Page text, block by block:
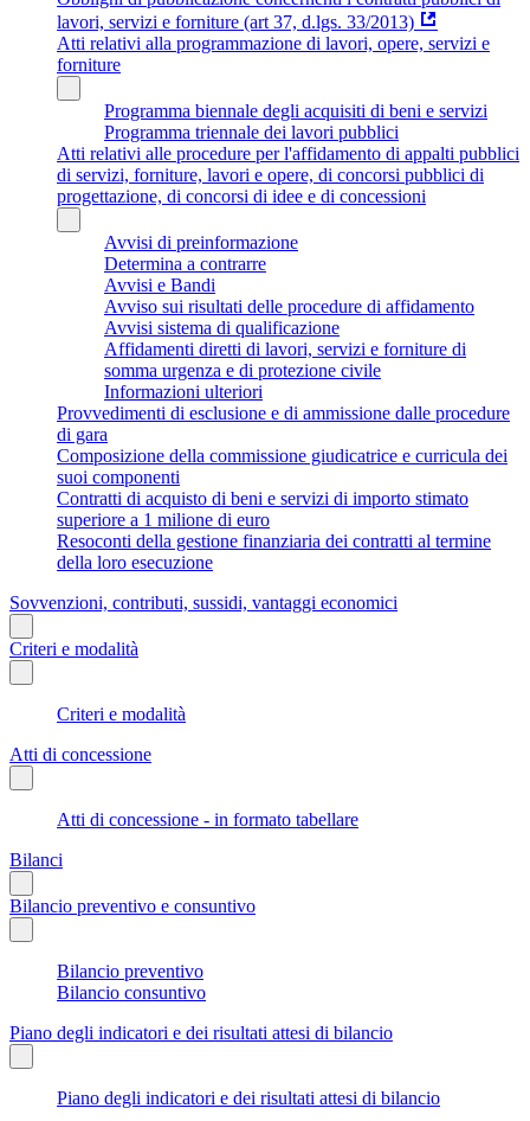
lavori, servizi e forniture (art 37, d.lgs. 33/2013)
Atti relativi alla programmazione di lavori, opere, servizi e
forniture
Programma biennale degli acquisiti di beni e servizi
Programma triennale dei lavori pubblici
Atti relativi alle procedure per l'affidamento di appalti pubblici
di servizi, forniture, lavori e opere, di concorsi pubblici di
progettazione, di concorsi di idee e di concessioni
Avvisi di preinformazione
Determina a contrarre
Avvisi e Bandi
Avviso sui risultati delle procedure di affidamento
Avvisi sistema di qualificazione
Affidamenti diretti di lavori, servizi e forniture di
somma urgenza e di protezione civile
Informazioni ulteriori
Provvedimenti di esclusione e di ammissione dalle procedure
di gara
Composizione della commissione giudicatrice e curricula dei
suoi componenti
Contratti di acquisto di beni e servizi di importo stimato
superiore a 1 milione di euro
Resoconti della gestione finanziaria dei contratti al termine
della loro esecuzione
Sovvenzioni, contributi, sussidi, vantaggi economici
Criteri e modalità
Criteri e modalità
Atti di concessione
Atti di concessione - in formato tabellare
Bilanci
Bilancio preventivo e consuntivo
Bilancio preventivo
Bilancio consuntivo
Piano degli indicatori e dei risultati attesi di bilancio
Piano degli indicatori e dei risultati attesi di bilancio